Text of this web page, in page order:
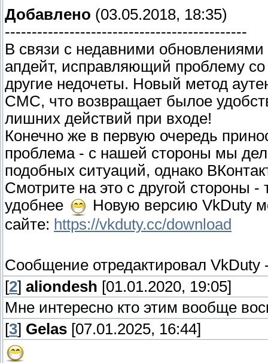
Добавлено (03.05.2018, 18:35)
---------------------------------------------
В связи с недавними
апдейт, исправляющий проблему
другие недочеты. Новый метод
СМС, что возвращает былое
лишних действий при входе!
Конечно же в первую очередь
проблема - с нашей стороны мы
подобных ситуаций, однако
Смотрите на это с другой стороны
удобнее
Новую версию VkDuty
сайте: https://vkduty.cc/download
Сообщение отредактировал VkDuty
[2] aliondesh [01.01.2020, 19:05]
Мне интересно кто этим вообще
[3] Gelas [07.01.2025, 16:44]